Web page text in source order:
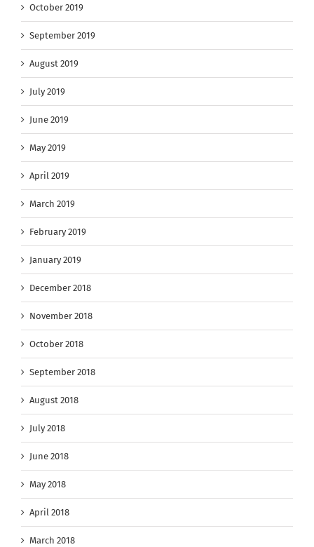
October 2019
September 2019
August 2019
July 2019
June 2019
May 2019
April 2019
March 2019
February 2019
January 2019
December 2018
November 2018
October 2018
September 2018
August 2018
July 2018
June 2018
May 2018
April 2018
March 2018